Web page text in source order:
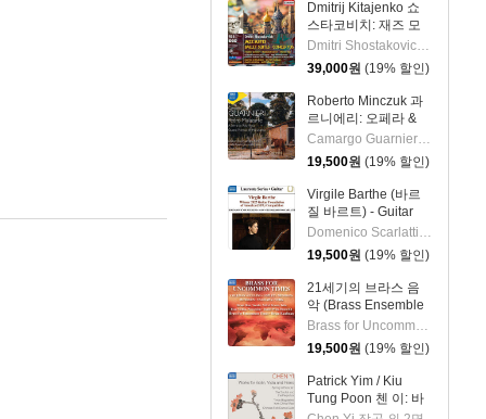
Dmitrij Kitajenko 쇼
스타코비치: 재즈 모
음곡, 발레 모음곡, 협
주곡들
(Shostakovich: Jazz
Suite; Ballet Suites;
Concertos)
Dmitri Shostakovich 작곡 외 6명
39,000원 (19% 할인)
Roberto Minczuk 과
르니에리: 오페라 &
관현악 작품집
(Guarnieri: Pedro
Malazarte)
Camargo Guarnieri 작곡 외 2명
19,500원 (19% 할인)
Virgile Barthe (바르
질 바르트) - Guitar
Recital (기타 리사이
틀)
Domenico Scarlatti 작곡 외 5명
19,500원 (19% 할인)
21세기의 브라스 음
악 (Brass Ensemble
Music - 21st Century)Brass for Uncommon Times 실내악
19,500원 (19% 할인)
Patrick Yim / Kiu
Tung Poon 첸 이: 바
이올린, 비올라, 피아